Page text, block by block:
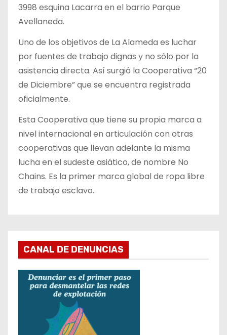
3998 esquina Lacarra en el barrio Parque
Avellaneda.
Uno de los objetivos de La Alameda es luchar
por fuentes de trabajo dignas y no sólo por la
asistencia directa. Así surgió la Cooperativa “20
de Diciembre” que se encuentra registrada
oficialmente.
Esta Cooperativa que tiene su propia marca a
nivel internacional en articulación con otras
cooperativas que llevan adelante la misma
lucha en el sudeste asiático, de nombre No
Chains. Es la primer marca global de ropa libre
de trabajo esclavo..
CANAL DE DENUNCIAS